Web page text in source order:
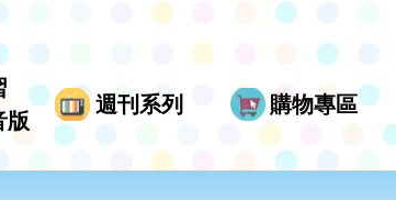
版
週刊系列 購物專區